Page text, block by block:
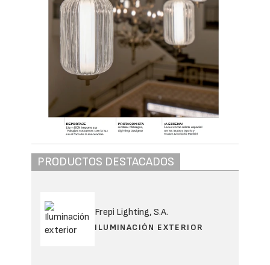
PRODUCTOS DESTACADOS
Frepi Lighting, S.A.
ILUMINACIÓN EXTERIOR